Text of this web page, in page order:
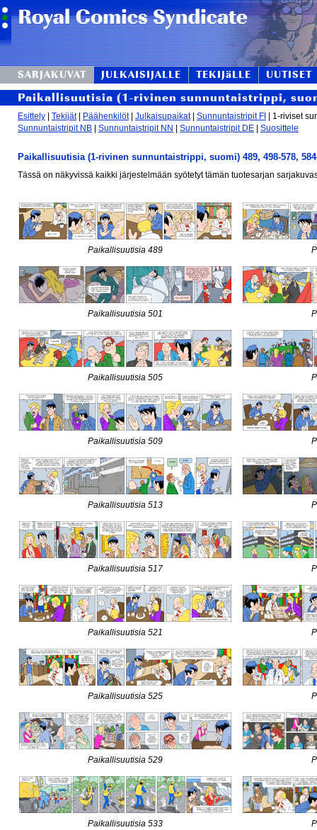
SARJAKUVAT JULKAISIJALLE TEKIJäLLE UUTISET
Paikallisuutisia (1-rivinen sunnuntaistrippi,
Esittely Tekijät| Päähenkilöt| Julkaisupaikat| Sunnuntaistripit FI
| 1-riviset
Sunnuntaistripit NB
Sunnuntaistripit NN Sunnuntaistripit DE Suosittele
Paikallisuutisia (1-rivinen sunnuntaistrippi, suomi) 489, 498-578,
Tässä on näkyvissä kaikki järjestelmään syötetyt tämän tuotesarjan
Paikallisuutisia 489
Paikallisuutisia 501
Paikallisuutisia 505
Paikallisuutisia 509
Paikallisuutisia 513
Paikallisuutisia 517
Paikallisuutisia 521
Paikallisuutisia 525
Paikallisuutisia 529
Paikallisuutisia 533